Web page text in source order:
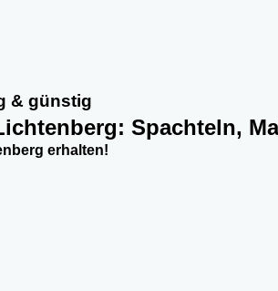
& günstig
Spachteln,
erhalten!